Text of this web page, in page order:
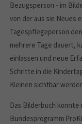
Bezugsperson - im
von der aus sie Neues
Tagespflegeperson
mehrere Tage dauert,
einlassen und neue
Schritte in die
Kleinen sichtbar
Das Bilderbuch konnte
Bundesprogramm